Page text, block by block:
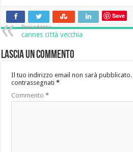
Save
Precedente
cannes città vecchia
Lascia un commento
Il tuo indirizzo email non sarà pubblicato.
contrassegnati*
Commento*